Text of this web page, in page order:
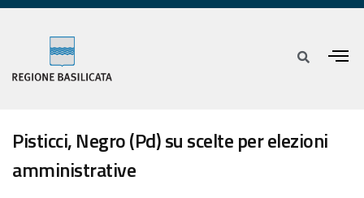
Pisticci, Negro (Pd) su scelte per elezioni
amministrative